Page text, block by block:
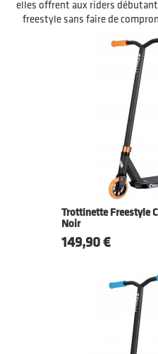
elles offrent aux riders
freestyle sans faire de
Trottinette Freestyle
Noir
Prix
149,90 €